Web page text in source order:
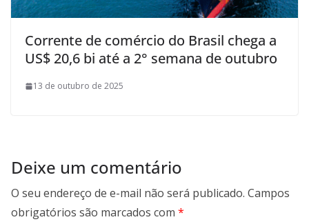
Corrente de comércio do Brasil chega a
US$ 20,6 bi até a 2° semana de outubro
13 de outubro de 2025
Deixe um comentário
O seu endereço de e-mail não será publicado. Campos
obrigatórios são marcados com *